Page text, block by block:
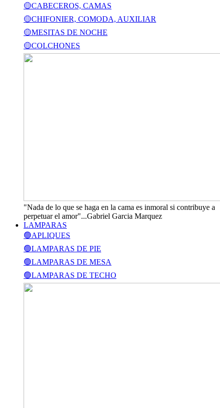
🟡CABECEROS, CAMAS
🟡CHIFONIER, COMODA, AUXILIAR
🟡MESITAS DE NOCHE
🟡COLCHONES
"Nada de lo que se haga en la cama es inmoral si contribuye a
perpetuar el amor"...Gabriel Garcia Marquez
LAMPARAS
🟢APLIQUES
🟢LAMPARAS DE PIE
🟢LAMPARAS DE MESA
🟢LAMPARAS DE TECHO